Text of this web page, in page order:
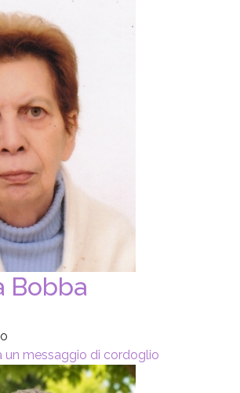
Bobba
un messaggio di cordoglio